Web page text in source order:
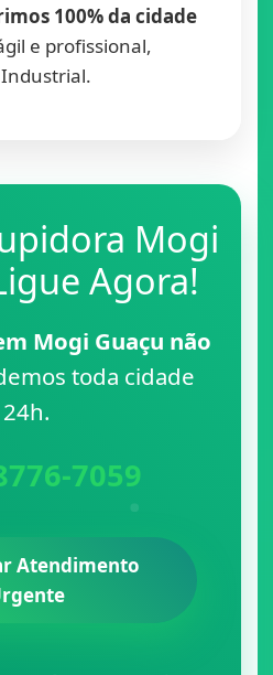
100% da cidade
e profissional,
Mogi
Agora!
Mogi Guaçu não
toda cidade
24h.
7059
Atendimento